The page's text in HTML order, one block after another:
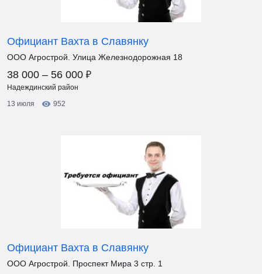
Официант Вахта в Славянку
ООО Агрострой. Улица Железнодорожная 18
38 000 – 56 000 ₽
Надеждинский район
13 июля
952
Официант Вахта в Славянку
ООО Агрострой. Проспект Мира 3 стр. 1